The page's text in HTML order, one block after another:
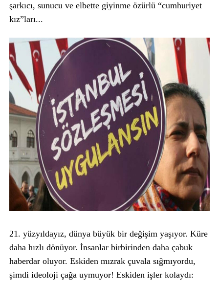
şarkıcı, sunucu ve elbette giyinme özürlü “cumhuriyet
kız”ları...
21. yüzyıldayız, dünya büyük bir değişim yaşıyor. Küre
daha hızlı dönüyor. İnsanlar birbirinden daha çabuk
haberdar oluyor. Eskiden mızrak çuvala sığmıyordu,
şimdi ideoloji çağa uymuyor! Eskiden işler kolaydı: